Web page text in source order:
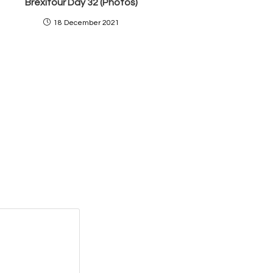
Brexitour Day 32 (Photos)
18 December 2021